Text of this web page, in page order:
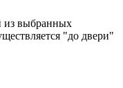
из выбранных
"до двери"